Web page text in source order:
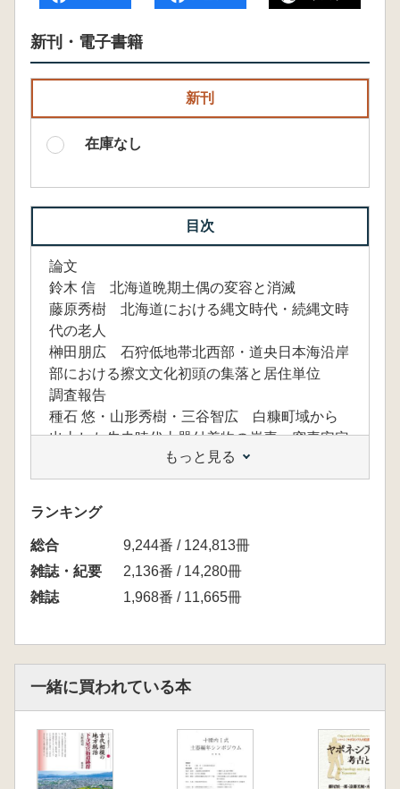
新刊・電子書籍
新刊
在庫なし
目次
論文
鈴木 信 北海道晩期土偶の変容と消滅
藤原秀樹 北海道における縄文時代・続縄文時
代の老人
榊田朋広 石狩低地帯北西部・道央日本海沿岸
部における擦文文化初頭の集落と居住単位
調査報告
種石 悠・山形秀樹・三谷智広 白糠町域から
出土した先史時代土器付着物の炭素・窒素安定
同位体比分析について
石井淳平・野村祐―・塚田直哉 函館市川汲台
場の調査
研究ノート
山田 哲・中村雄紀 梨肌黒曜石考 オホーツ
ク文化石器群の様相
もっと見る
ランキング
総合
9,244番 / 124,813冊
雑誌・紀要
2,136番 / 14,280冊
雑誌
1,968番 / 11,665冊
一緒に買われている本